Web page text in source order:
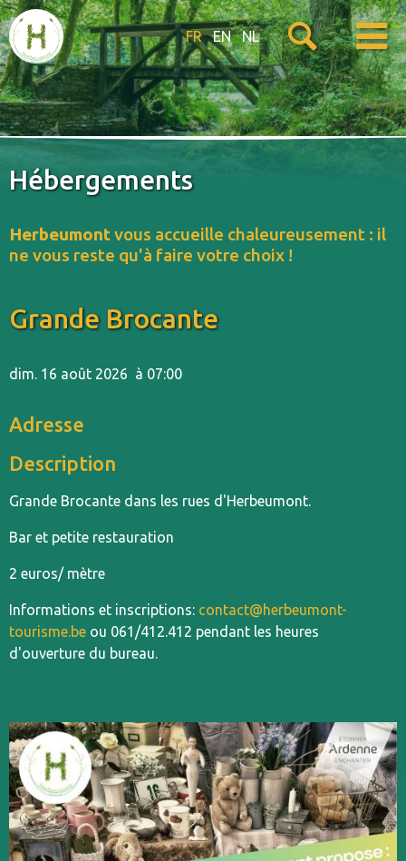
FR EN NL
Hébergements
Herbeumontvous accueille chaleureusement : il
ne vous reste qu'à faire votre choix !
Grande Brocante
dim. 16 août 2026 à 07:00
Adresse
Description
Grande Brocante dans les rues d'Herbeumont.
Bar et petite restauration
2 euros/ mètre
Informations et inscriptions: contact@herbeumont-
tourisme.be ou 061/412.412 pendant les heures
d'ouverture du bureau.